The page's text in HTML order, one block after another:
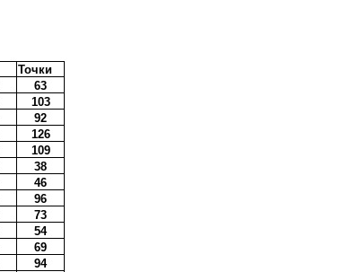
Точки
63
103
92
126
109
38
46
96
73
54
69
94